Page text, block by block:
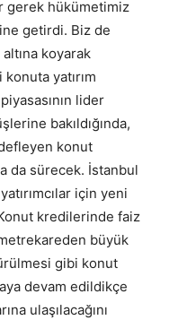
gerek hükümetimiz
getirdi. Biz de
koyarak
yatırım
lider
bakıldığında,
konut
da sürecek. İstanbul
için yeni
kredilerinde faiz
büyük
gibi konut
devam edildikçe
ulaşılacağını